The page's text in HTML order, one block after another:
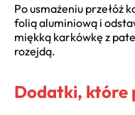
Po usmażeniu przełóż
folią aluminiową i
miękką karkówkę z
rozejdą.
Dodatki, które